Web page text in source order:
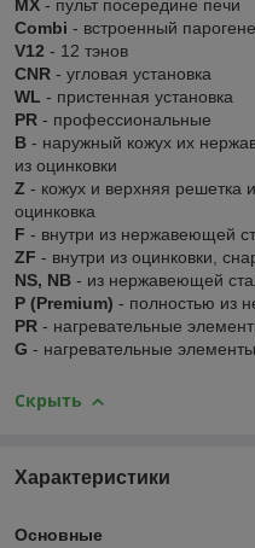
MX - пульт посередине печи
Combi - встроенный
V12 - 12 тэнов
CNR - угловая установка
WL - пристенная установка
PR - профессиональные
В - наружный кожух их
из оцинковки
Z - кожух и верхняя решетка
оцинковка
F - внутри из нержавеющей
ZF - внутри из оцинковки,
NS, NB - из нержавеющей
P (Premium) - полностью из
PR - нагревательные
G - нагревательные
Скрыть
Характеристики
Основные